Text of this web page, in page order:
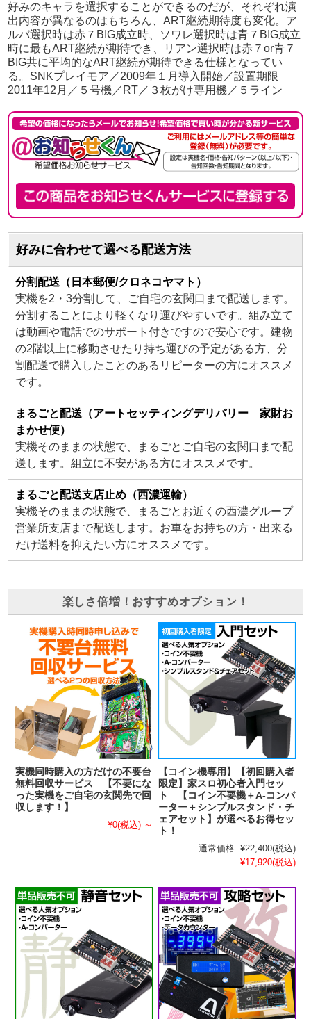
好みのキャラを選択することができるのだが、それぞれ演
出内容が異なるのはもちろん、ART継続期待度も変化。ア
ルバ選択時は赤７BIG成立時、ソワレ選択時は青７BIG成立
時に最もART継続が期待でき、リアン選択時は赤７or青７
BIG共に平均的なART継続が期待できる仕様となってい
る。SNKプレイモア／2009年１月導入開始／設置期限
2011年12月／５号機／RT／３枚がけ専用機／５ライン
好みに合わせて選べる配送方法
分割配送（日本郵便/クロネコヤマト）
実機を2・3分割して、ご自宅の玄関口まで配送します。
分割することにより軽くなり運びやすいです。組み立て
は動画や電話でのサポート付きですので安心です。建物
の2階以上に移動させたり持ち運びの予定がある方、分
割配送で購入したことのあるリピーターの方にオススメ
です。
まるごと配送（アートセッティングデリバリー 家財お
まかせ便）
実機そのままの状態で、まるごとご自宅の玄関口まで配
送します。組立に不安がある方にオススメです。
まるごと配送支店止め（西濃運輸）
実機そのままの状態で、まるごとお近くの西濃グループ
営業所支店まで配送します。お車をお持ちの方・出来る
だけ送料を抑えたい方にオススメです。
楽しさ倍増！おすすめオプション！
実機同時購入の方だけの不要台
無料回収サービス 【不要にな
った実機をご自宅の玄関先で回
収します！】
¥0(税込) ～
【コイン機専用】【初回購入者
限定】家スロ初心者入門セッ
ト 【コイン不要機＋A-コンバ
ーター＋シンプルスタンド・チ
ェアセット】が選べるお得セッ
ト！
通常価格: ¥22,400(税込)
¥17,920(税込)